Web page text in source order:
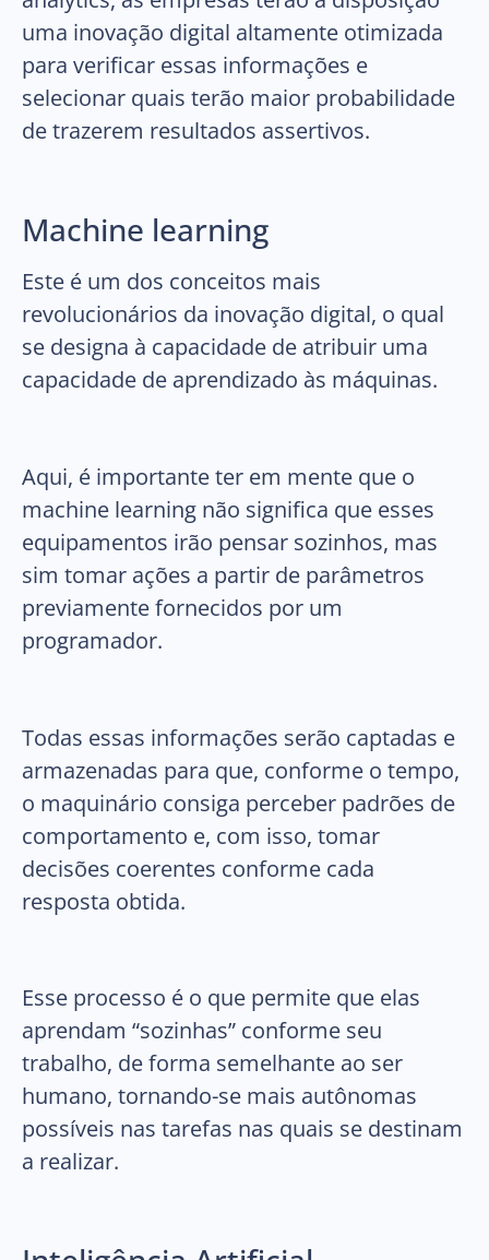
uma inovação digital altamente otimizada
para verificar essas informações e
selecionar quais terão maior probabilidade
de trazerem resultados assertivos.
Machine learning
Este é um dos conceitos mais
revolucionários da inovação digital, o qual
se designa à capacidade de atribuir uma
capacidade de aprendizado às máquinas.
Aqui, é importante ter em mente que o
machine learning não significa que esses
equipamentos irão pensar sozinhos, mas
sim tomar ações a partir de parâmetros
previamente fornecidos por um
programador.
Todas essas informações serão captadas e
armazenadas para que, conforme o tempo,
o maquinário consiga perceber padrões de
comportamento e, com isso, tomar
decisões coerentes conforme cada
resposta obtida.
Esse processo é o que permite que elas
aprendam “sozinhas” conforme seu
trabalho, de forma semelhante ao ser
humano, tornando-se mais autônomas
possíveis nas tarefas nas quais se destinam
a realizar.